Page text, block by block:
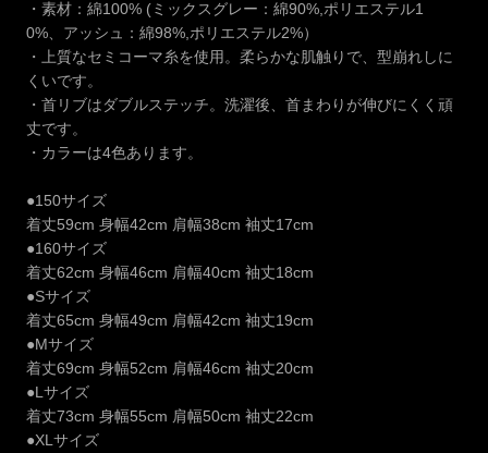
・素材：綿100% (ミックスグレー：綿90%,ポリエステル1
0%、アッシュ：綿98%,ポリエステル2%）
・上質なセミコーマ糸を使用。柔らかな肌触りで、型崩れしに
くいです。
・首リブはダブルステッチ。洗濯後、首まわりが伸びにくく頑
丈です。
・カラーは4色あります。
●150サイズ
着丈59cm 身幅42cm 肩幅38cm 袖丈17cm
●160サイズ
着丈62cm 身幅46cm 肩幅40cm 袖丈18cm
●Sサイズ
着丈65cm 身幅49cm 肩幅42cm 袖丈19cm
●Mサイズ
着丈69cm 身幅52cm 肩幅46cm 袖丈20cm
●Lサイズ
着丈73cm 身幅55cm 肩幅50cm 袖丈22cm
●XLサイズ